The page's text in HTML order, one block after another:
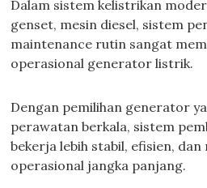
Dalam sistem kelistrikan
genset, mesin diesel, sistem
maintenance rutin sangat
operasional generator listrik.
Dengan pemilihan generator
perawatan berkala, sistem
bekerja lebih stabil, efisien,
operasional jangka panjang.